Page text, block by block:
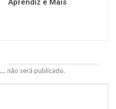
Aprendiz e Mais
não será publicado.